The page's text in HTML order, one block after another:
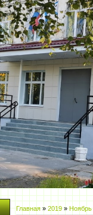
Главная»2019 » Ноябрь